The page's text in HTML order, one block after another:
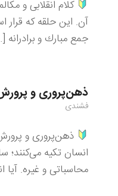
كلام انقلابی و
آن. این حلقه كه قرار
جمع مبارك و برادرانه
ذهن‌پروری و پرورش
فشندی
ذهن‌پروری و
انسان تكیه
محاسباتی و غیره.